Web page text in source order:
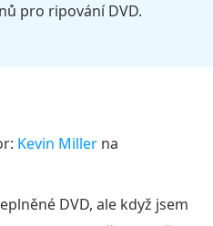
pro ripování DVD.
Kevin Miller na
DVD, ale když jsem